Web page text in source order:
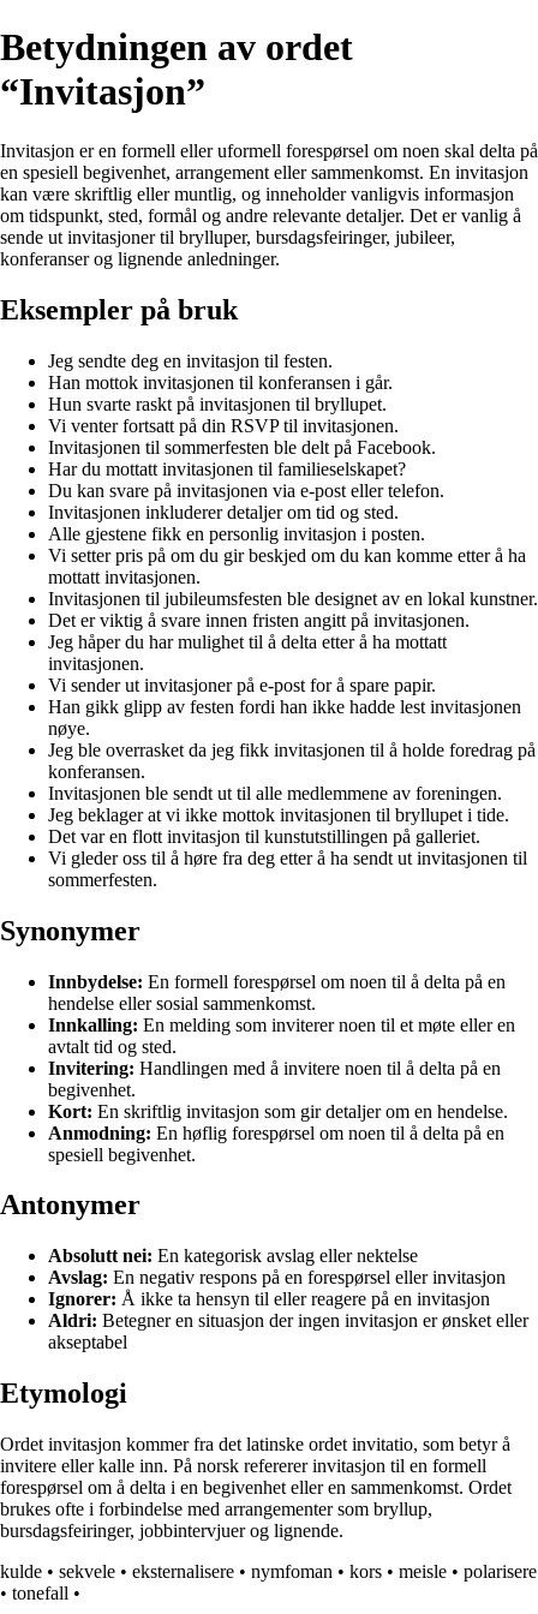
Betydningen av ordet
“Invitasjon”
Invitasjon er en formell eller uformell forespørsel om noen skal delta på
en spesiell begivenhet, arrangement eller sammenkomst. En invitasjon
kan være skriftlig eller muntlig, og inneholder vanligvis informasjon
om tidspunkt, sted, formål og andre relevante detaljer. Det er vanlig å
sende ut invitasjoner til brylluper, bursdagsfeiringer, jubileer,
konferanser og lignende anledninger.
Eksempler på bruk
Jeg sendte deg en invitasjon til festen.
Han mottok invitasjonen til konferansen i går.
Hun svarte raskt på invitasjonen til bryllupet.
Vi venter fortsatt på din RSVP til invitasjonen.
Invitasjonen til sommerfesten ble delt på Facebook.
Har du mottatt invitasjonen til familieselskapet?
Du kan svare på invitasjonen via e-post eller telefon.
Invitasjonen inkluderer detaljer om tid og sted.
Alle gjestene fikk en personlig invitasjon i posten.
Vi setter pris på om du gir beskjed om du kan komme etter å ha
mottatt invitasjonen.
Invitasjonen til jubileumsfesten ble designet av en lokal kunstner.
Det er viktig å svare innen fristen angitt på invitasjonen.
Jeg håper du har mulighet til å delta etter å ha mottatt
invitasjonen.
Vi sender ut invitasjoner på e-post for å spare papir.
Han gikk glipp av festen fordi han ikke hadde lest invitasjonen
nøye.
Jeg ble overrasket da jeg fikk invitasjonen til å holde foredrag på
konferansen.
Invitasjonen ble sendt ut til alle medlemmene av foreningen.
Jeg beklager at vi ikke mottok invitasjonen til bryllupet i tide.
Det var en flott invitasjon til kunstutstillingen på galleriet.
Vi gleder oss til å høre fra deg etter å ha sendt ut invitasjonen til
sommerfesten.
Synonymer
Innbydelse: En formell forespørsel om noen til å delta på en
hendelse eller sosial sammenkomst.
Innkalling: En melding som inviterer noen til et møte eller en
avtalt tid og sted.
Invitering: Handlingen med å invitere noen til å delta på en
begivenhet.
Kort: En skriftlig invitasjon som gir detaljer om en hendelse.
Anmodning: En høflig forespørsel om noen til å delta på en
spesiell begivenhet.
Antonymer
Absolutt nei: En kategorisk avslag eller nektelse
Avslag: En negativ respons på en forespørsel eller invitasjon
Ignorer: Å ikke ta hensyn til eller reagere på en invitasjon
Aldri: Betegner en situasjon der ingen invitasjon er ønsket eller
akseptabel
Etymologi
Ordet invitasjon kommer fra det latinske ordet invitatio, som betyr å
invitere eller kalle inn. På norsk refererer invitasjon til en formell
forespørsel om å delta i en begivenhet eller en sammenkomst. Ordet
brukes ofte i forbindelse med arrangementer som bryllup,
bursdagsfeiringer, jobbintervjuer og lignende.
kulde • sekvele • eksternalisere • nymfoman • kors • meisle • polarisere
• tonefall •